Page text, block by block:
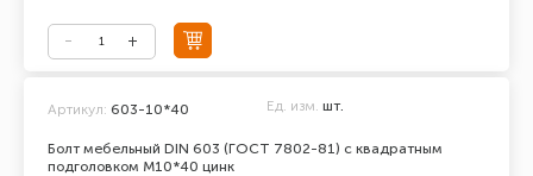
Болт мебельный DIN 603 (ГОСТ 7802-81) с квадратным
подголовком М10*40 цинк
Артикул: 603-10*40 Ед. изм. шт.